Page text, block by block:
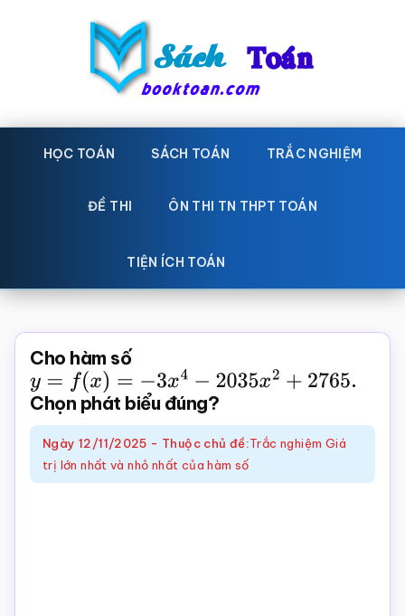
Sách
Toán
toán
Học
toán,
giáo
Toán,
trắc
nghiệm
Toán
online
HỌC TOÁN SÁCH TOÁN TRẮC NGHIỆM
ĐỀ THI ÔN THI TN THPT TOÁN
TIỆN ÍCH TOÁN
Cho hàm số
y=f( x)=− 3x4−2035x 2+2765
.
Chọn phát biểu đúng?
Ngày 12/11/2025 - Thuộc chủ đề:Trắc nghiệm Giá
trị lớn nhất và nhỏ nhất của hàm số